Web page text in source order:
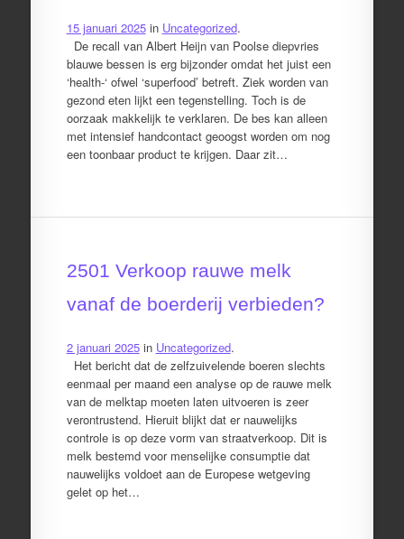
15 januari 2025in Uncategorized.
De recall van Albert Heijn van Poolse diepvries
blauwe bessen is erg bijzonder omdat het juist een
‘health-‘ ofwel ‘superfood’ betreft. Ziek worden van
gezond eten lijkt een tegenstelling. Toch is de
oorzaak makkelijk te verklaren. De bes kan alleen
met intensief handcontact geoogst worden om nog
een toonbaar product te krijgen. Daar zit…
2501 Verkoop rauwe melk
vanaf de boerderij verbieden?
2 januari 2025in Uncategorized.
Het bericht dat de zelfzuivelende boeren slechts
eenmaal per maand een analyse op de rauwe melk
van de melktap moeten laten uitvoeren is zeer
verontrustend. Hieruit blijkt dat er nauwelijks
controle is op deze vorm van straatverkoop. Dit is
melk bestemd voor menselijke consumptie dat
nauwelijks voldoet aan de Europese wetgeving
gelet op het…